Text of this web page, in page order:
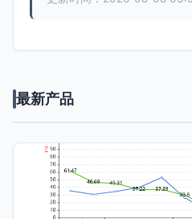
最新产品